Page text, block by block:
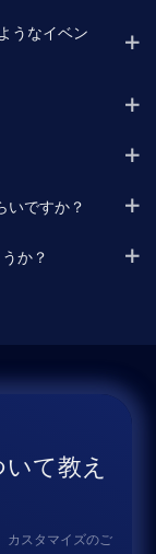
うなイベン
いですか？
か？
て教え
カスタマイズのご